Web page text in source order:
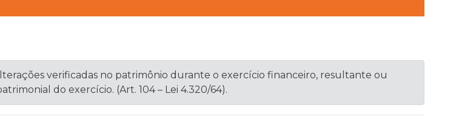
verificadas no patrimônio durante o exercício financeiro, resultante ou
do exercício. (Art. 104 – Lei 4.320/64).